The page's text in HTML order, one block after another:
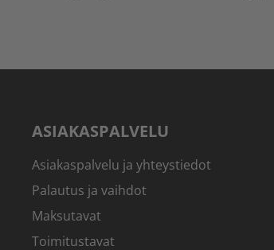
ASIAKASPALVELU
Asiakaspalvelu ja yhteystiedot
Palautus ja vaihdot
Maksutavat
Toimitustavat